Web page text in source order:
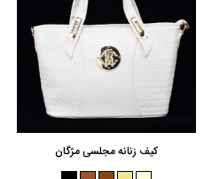
کیف زنانه مجلسی مژگان